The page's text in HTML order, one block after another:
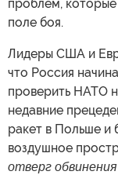
проблем,
поле боя.
Лидеры США и
что Россия
проверить НАТО
недавние
ракет в Польше и
воздушное
отверг